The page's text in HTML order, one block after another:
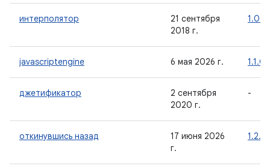
интерполятор
21 сентября
2018 г.
1.0.0
javascriptengine 6 мая 2026 г. 1.1.0
джетификатор
2 сентября
2020 г.
-
откинувшись назад
17 июня 2026
г.
1.2.0